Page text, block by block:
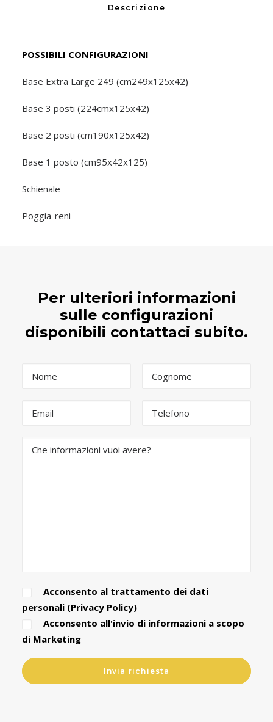
Descrizione
POSSIBILI CONFIGURAZIONI
Base Extra Large 249 (cm249x125x42)
Base 3 posti (224cmx125x42)
Base 2 posti (cm190x125x42)
Base 1 posto (cm95x42x125)
Schienale
Poggia-reni
Per ulteriori informazioni
sulle configurazioni
disponibili contattaci subito.
Acconsento al trattamento dei dati
personali (Privacy Policy)
Acconsento all'invio di informazioni a scopo
di Marketing